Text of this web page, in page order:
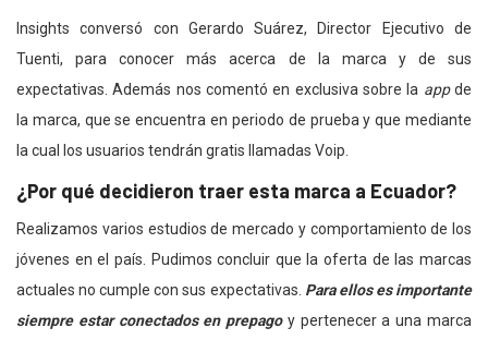
Insights conversó con Gerardo Suárez, Director Ejecutivo de
Tuenti, para conocer más acerca de la marca y de sus
expectativas. Además nos comentó en exclusiva sobre la appde
la marca, que se encuentra en periodo de prueba y que mediante
la cual los usuarios tendrán gratis llamadas Voip.
¿Por qué decidieron traer esta marca a Ecuador?
Realizamos varios estudios de mercado y comportamiento de los
jóvenes en el país. Pudimos concluir que la oferta de las marcas
actuales no cumple con sus expectativas. Para ellos es importante
siempre estar conectados en prepagoy pertenecer a una marca